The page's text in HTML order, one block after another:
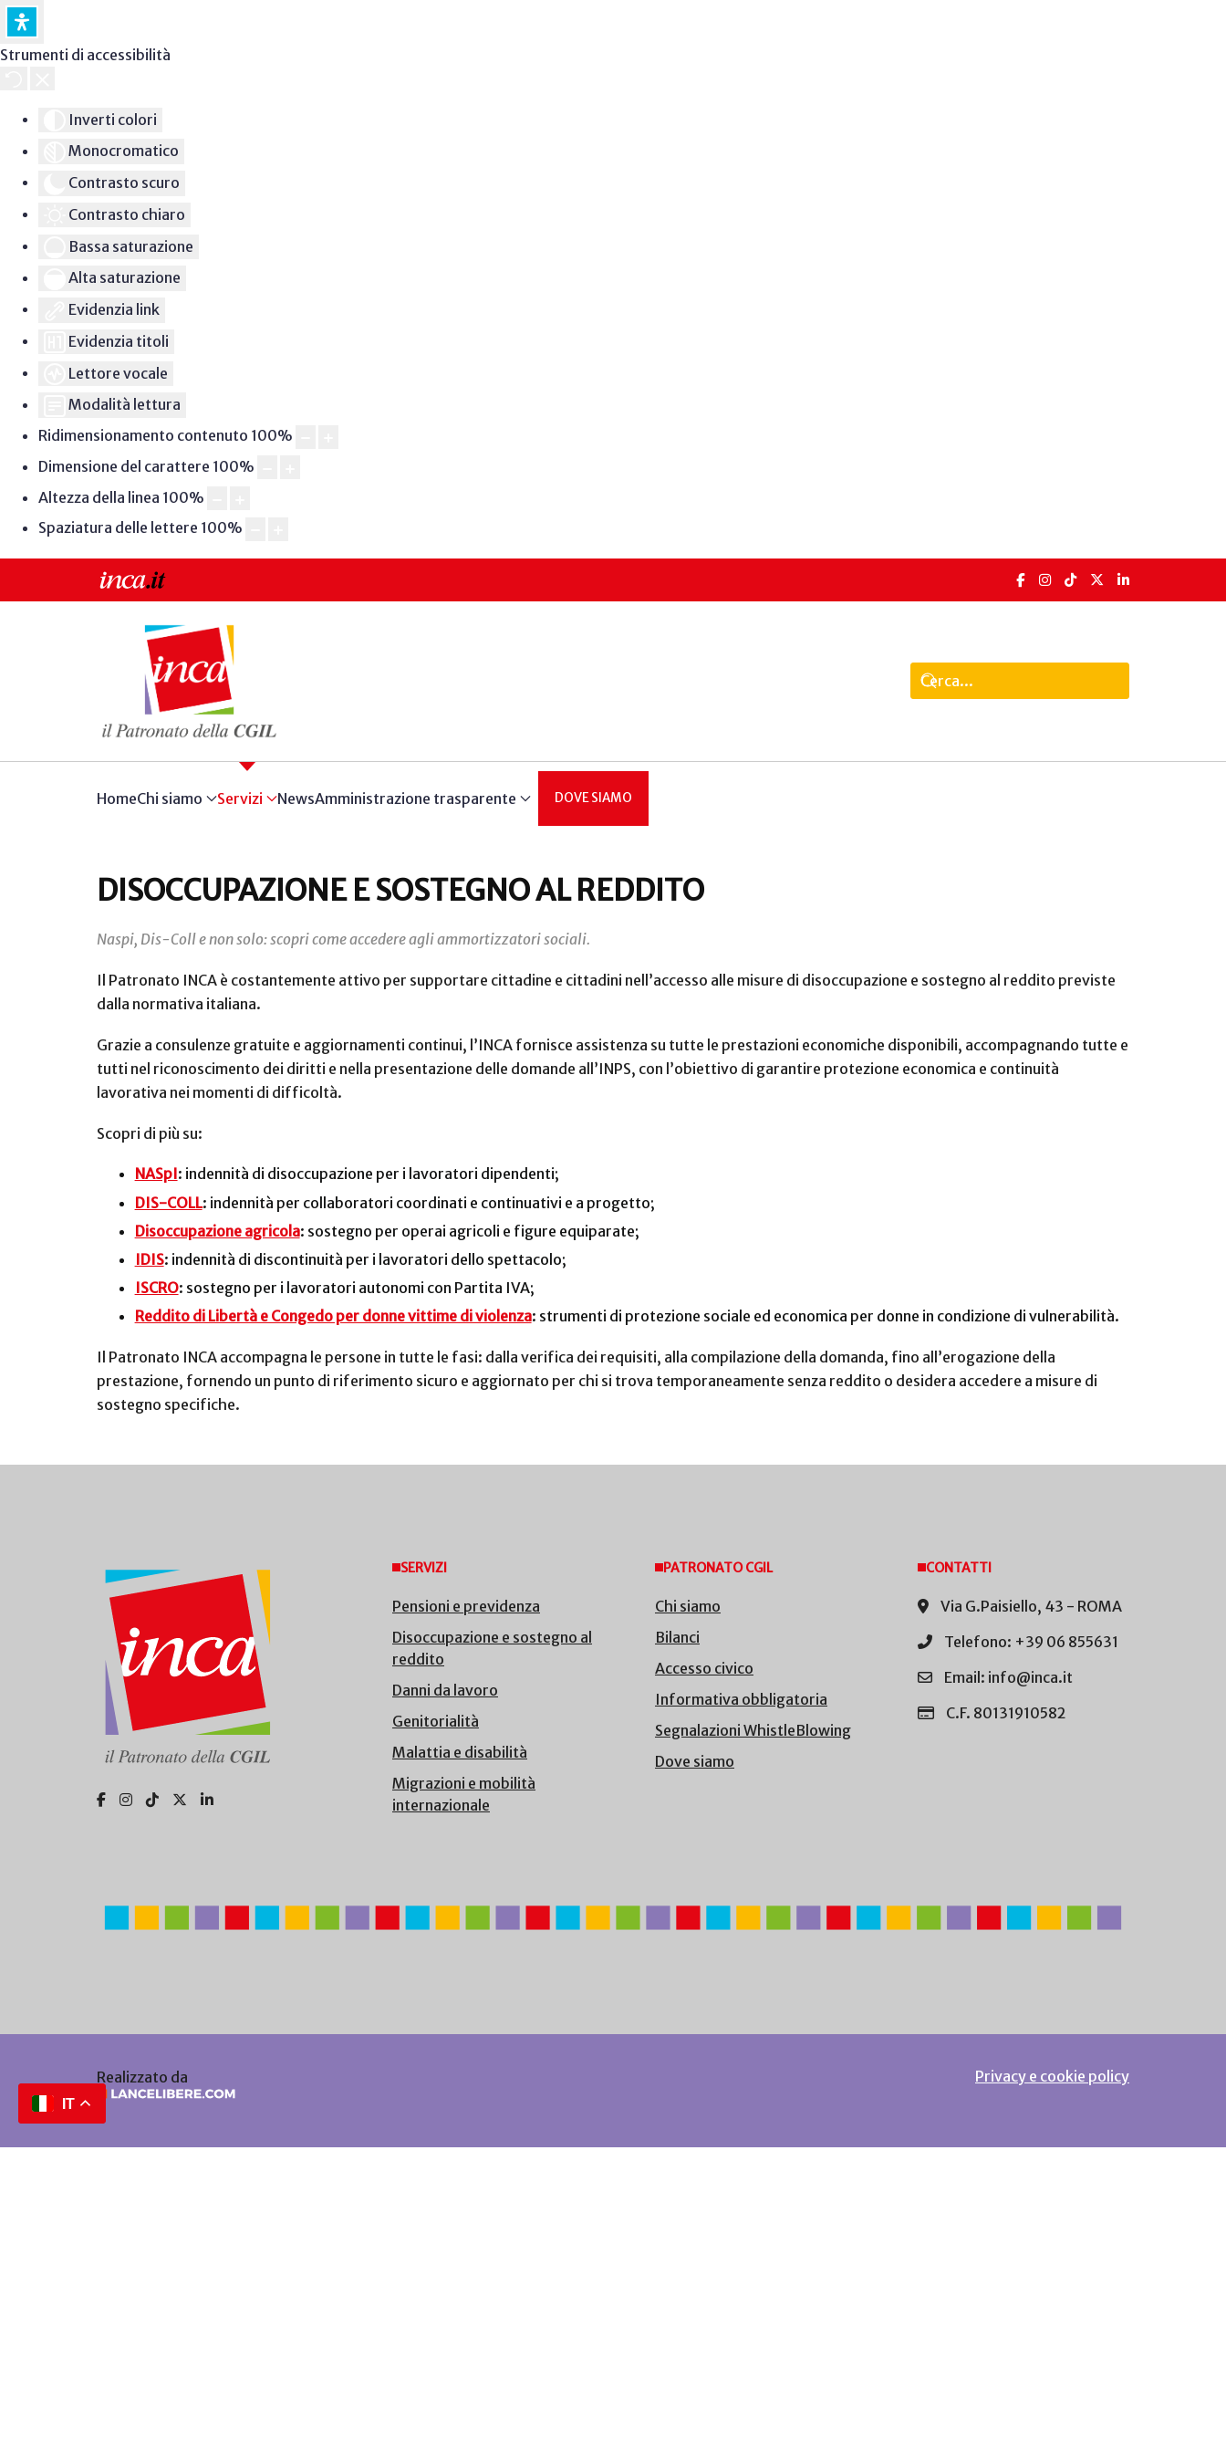
Strumenti di accessibilità
Inverti colori
Monocromatico
Contrasto scuro
Contrasto chiaro
Bassa saturazione
Alta saturazione
Evidenzia link
Evidenzia titoli
Lettore vocale
Modalità lettura
Ridimensionamento contenuto 100%
Dimensione del carattere 100%
Altezza della linea 100%
Spaziatura delle lettere 100%
HomeChi siamo Servizi NewsAmministrazione trasparente DOVE SIAMO
DISOCCUPAZIONE E SOSTEGNO AL REDDITO
Naspi, Dis-Coll e non solo: scopri come accedere agli ammortizzatori sociali.
Il Patronato INCA è costantemente attivo per supportare cittadine e cittadini nell’accesso alle misure di disoccupazione e sostegno al reddito previste
dalla normativa italiana.
Grazie a consulenze gratuite e aggiornamenti continui, l’INCA fornisce assistenza su tutte le prestazioni economiche disponibili, accompagnando tutte e
tutti nel riconoscimento dei diritti e nella presentazione delle domande all’INPS, con l’obiettivo di garantire protezione economica e continuità
lavorativa nei momenti di difficoltà.
Scopri di più su:
NASpI: indennità di disoccupazione per i lavoratori dipendenti;
DIS-COLL: indennità per collaboratori coordinati e continuativi e a progetto;
Disoccupazione agricola: sostegno per operai agricoli e figure equiparate;
IDIS: indennità di discontinuità per i lavoratori dello spettacolo;
ISCRO: sostegno per i lavoratori autonomi con Partita IVA;
Reddito di Libertà e Congedo per donne vittime di violenza: strumenti di protezione sociale ed economica per donne in condizione di vulnerabilità.
Il Patronato INCA accompagna le persone in tutte le fasi: dalla verifica dei requisiti, alla compilazione della domanda, fino all’erogazione della
prestazione, fornendo un punto di riferimento sicuro e aggiornato per chi si trova temporaneamente senza reddito o desidera accedere a misure di
sostegno specifiche.
SERVIZI
Pensioni e previdenza
Disoccupazione e sostegno al
reddito
Danni da lavoro
Genitorialità
Malattia e disabilità
Migrazioni e mobilità
internazionale
PATRONATO CGIL
Chi siamo
Bilanci
Accesso civico
Informativa obbligatoria
Segnalazioni WhistleBlowing
Dove siamo
CONTATTI
Via G.Paisiello, 43 - ROMA
Telefono: +39 06 855631
Email: info@inca.it
C.F. 80131910582
Realizzato da Privacy e cookie policy
IT